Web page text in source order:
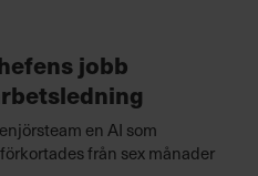
jobb
en AI som
från sex månader